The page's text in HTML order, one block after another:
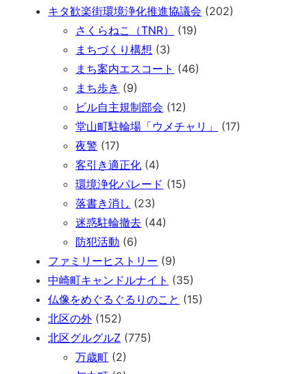
キタ歓楽街環境浄化推進協議会 (202)
さくらねこ（TNR）
(19)
まちづくり構想 (3)
まち案内エスコート (46)
まち歩き (9)
ビル自主規制部会 (12)
堂山町駐輪場「ウメチャリ」
(17)
夜警 (17)
客引き適正化 (4)
環境浄化パレード (15)
落書き消し (23)
迷惑駐輪撤去 (44)
防犯活動 (6)
ファミリーヒストリー (9)
中崎町キャンドルナイト (35)
仏像をめぐるぐるりのこと (15)
北区の外 (152)
北区グルグルZ (775)
万歳町 (2)